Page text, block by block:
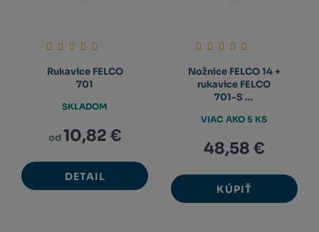
Rukavice FELCO
701
od10,82 €
DETAIL
SKLADOM
Nožnice FELCO 14 +
rukavice FELCO
701-S ...
48,58 €
KÚPIŤ
VIAC AKO 5 KS